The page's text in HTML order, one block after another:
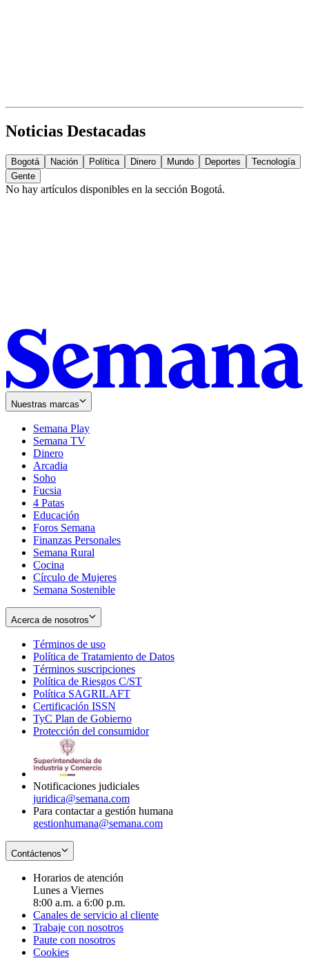
Noticias Destacadas
Bogotá Nación Política Dinero Mundo Deportes
Tecnología
Gente
No hay artículos disponibles en la sección Bogotá.
Nuestras marcas
Semana Play
Semana TV
Dinero
Arcadia
Soho
in
new
window
Fucsia
in
new
window
4 Patas
Educación
Foros Semana
Finanzas Personales
Semana Rural
Cocina
Círculo de Mujeres
Semana Sostenible
Acerca de nosotros
Términos de uso
in
new
window
Política de Tratamiento de Datos
Términos suscripciones
in
Política de Riesgos C/ST
Política SAGRILAFT
new
window
Certificación ISSN
in
new
TyC Plan de Gobierno
in
Protección del consumidorOpens
Notificaciones judiciales
juridica@semana.com
Para contactar a gestión humana
gestionhumana@semana.com
Contáctenos
Horarios de atención
Lunes a Viernes
8:00 a.m. a 6:00 p.m.
Canales de servicio al cliente
Trabaje con nosotros
Paute con nosotros
Cookies